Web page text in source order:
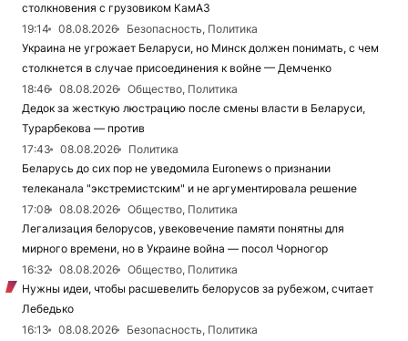
столкновения с грузовиком КамАЗ
19:14
08.08.2026
Безопасность, Политика
Украина не угрожает Беларуси, но Минск должен понимать, с чем
столкнется в случае присоединения к войне — Демченко
18:46
08.08.2026
Общество, Политика
Дедок за жесткую люстрацию после смены власти в Беларуси,
Турарбекова — против
17:43
08.08.2026
Политика
Беларусь до сих пор не уведомила Euronews о признании
телеканала "экстремистским" и не аргументировала решение
17:08
08.08.2026
Общество, Политика
Легализация белорусов, увековечение памяти понятны для
мирного времени, но в Украине война — посол Чорногор
16:32
08.08.2026
Общество, Политика
Нужны идеи, чтобы расшевелить белорусов за рубежом, считает
Лебедько
16:13
08.08.2026
Безопасность, Политика